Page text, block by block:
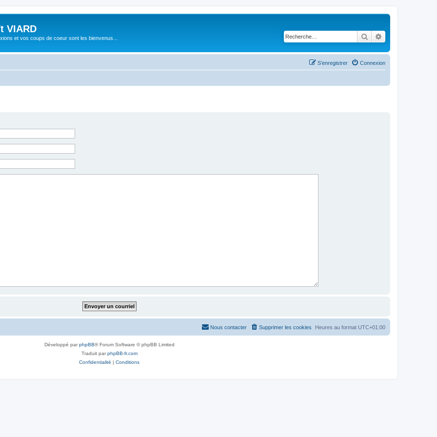
VIARD
et vos coups de coeur sont les bienvenus... Rechercher
Connexion
S’enregistrer
Heures au format UTC+01:00
Supprimer les cookies
Nous contacter
Développé parphpBB® Forum Software © phpBB Limited
Traduit parphpBB-fr.com
Confidentialité | Conditions